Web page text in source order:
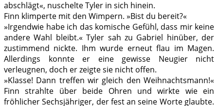
abschlägt«, nuschelte Tyler in sich hinein.
Finn klimperte mit den Wimpern. »Bist du bereit?«
»Irgendwie habe ich das komische Gefühl, dass mir keine
andere Wahl bleibt.« Tyler sah zu Gabriel hinüber, der
zustimmend nickte. Ihm wurde erneut flau im Magen.
Allerdings konnte er eine gewisse Neugier nicht
verleugnen, doch er zeigte sie nicht offen.
»Klasse! Dann treffen wir gleich den Weihnachtsmann!«
Finn strahlte über beide Ohren und wirkte wie ein
fröhlicher Sechsjähriger, der fest an seine Worte glaubte.